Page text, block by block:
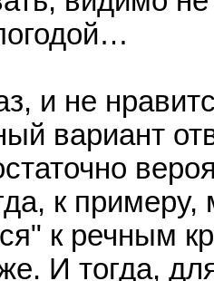
и не
вариант
к
к речным
И тогда,